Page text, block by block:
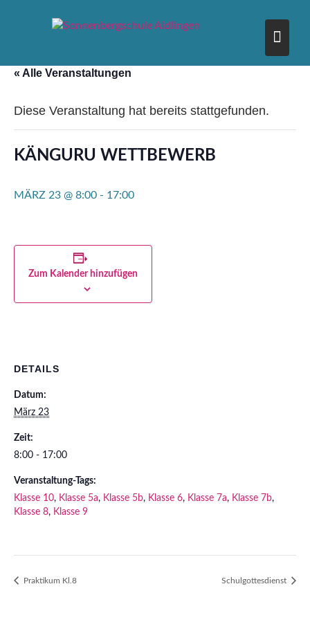
« Alle Veranstaltungen
Diese Veranstaltung hat bereits stattgefunden.
KÄNGURU WETTBEWERB
MÄRZ 23 @ 8:00 - 17:00
Zum Kalender hinzufügen
DETAILS
Datum:
März 23
Zeit:
8:00 - 17:00
Veranstaltung-Tags:
Klasse 10, Klasse 5a, Klasse 5b, Klasse 6, Klasse 7a, Klasse 7b,
Klasse 8, Klasse 9
Praktikum Kl.8 Schulgottesdienst